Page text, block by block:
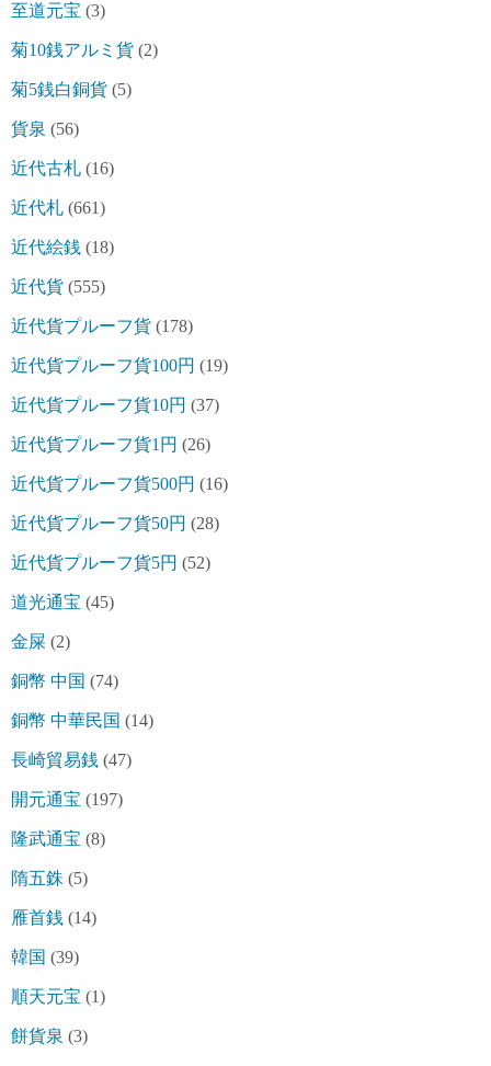
至道元宝 (3)
菊10銭アルミ貨 (2)
菊5銭白銅貨 (5)
貨泉 (56)
近代古札 (16)
近代札 (661)
近代絵銭 (18)
近代貨 (555)
近代貨プルーフ貨 (178)
近代貨プルーフ貨100円 (19)
近代貨プルーフ貨10円 (37)
近代貨プルーフ貨1円 (26)
近代貨プルーフ貨500円 (16)
近代貨プルーフ貨50円 (28)
近代貨プルーフ貨5円 (52)
道光通宝 (45)
金屎 (2)
銅幣 中国 (74)
銅幣 中華民国 (14)
長崎貿易銭 (47)
開元通宝 (197)
隆武通宝 (8)
隋五銖 (5)
雁首銭 (14)
韓国 (39)
順天元宝 (1)
餅貨泉 (3)